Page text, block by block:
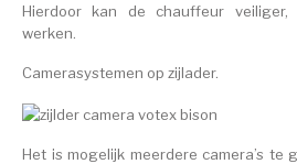
Hierdoor kan de chauffeur veiliger,
werken.
Camerasystemen op zijlader.
Het is mogelijk meerdere camera’s te